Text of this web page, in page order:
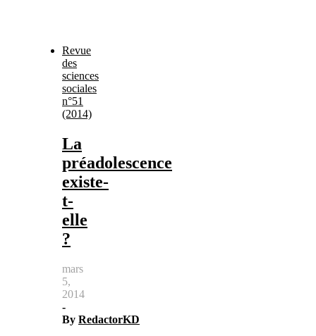
Revue
des
sciences
sociales
n°51
(2014)
La
préadolescence
existe-
t-
elle
?
mars
5,
2014
-
By RedactorKD